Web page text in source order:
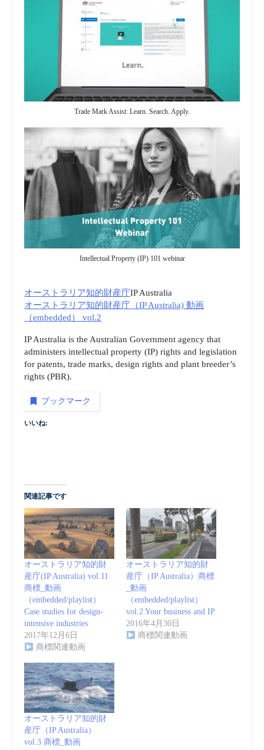
Trade Mark Assist: Learn. Search. Apply.
Intellectual Property (IP) 101 webinar
オーストラリア知的財産庁IP Australia
オーストラリア知的財産庁（IP Australia) 動画
（embedded） vol.2
IP Australia is the Australian Government agency that
administers intellectual property (IP) rights and legislation
for patents, trade marks, design rights and plant breeder’s
rights (PBR).
ブックマーク
いいね:
関連記事です
オーストラリア知的財
産庁(IP Australia) vol.11
商標_動画
（embedded/playlist）
Case studies for design-
intensive industries
2017年12月6日
商標関連動画
オーストラリア知的財
産庁（IP Australia）商標
_動画
（embedded/playlist）
vol.2 Your business and IP
2016年4月30日
商標関連動画
オーストラリア知的財
産庁（IP Australia）
vol.3 商標_動画